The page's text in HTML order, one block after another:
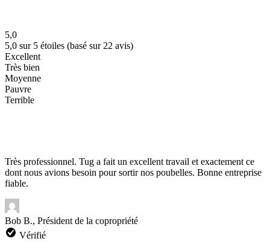
5,0
5,0 sur 5 étoiles (basé sur 22 avis)
Excellent
Très bien
Moyenne
Pauvre
Terrible
Très professionnel. Tug a fait un excellent travail et exactement ce
dont nous avions besoin pour sortir nos poubelles. Bonne entreprise
fiable.
Bob B., Président de la copropriété
Vérifié